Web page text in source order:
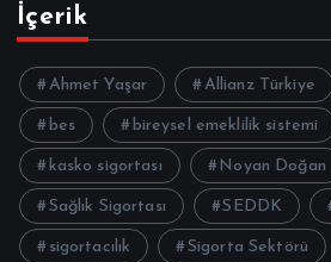
İçerik
Ahmet Yaşar Allianz Türkiye
bes bireysel emeklilik sistemi
kasko sigortası Noyan Doğan
Sağlık Sigortası SEDDK
sigortacılık Sigorta Sektörü